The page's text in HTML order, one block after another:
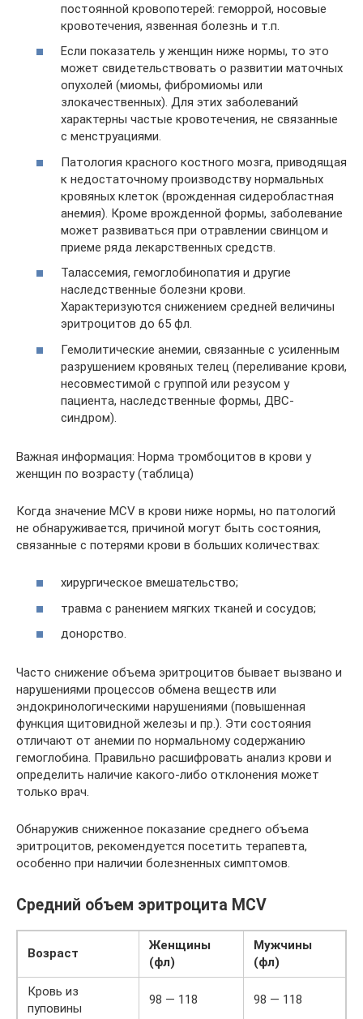
постоянной кровопотерей: геморрой, носовые
кровотечения, язвенная болезнь и т.п.
Если показатель у женщин ниже нормы, то это
может свидетельствовать о развитии маточных
опухолей (миомы, фибромиомы или
злокачественных). Для этих заболеваний
характерны частые кровотечения, не связанные
с менструациями.
Патология красного костного мозга, приводящая
к недостаточному производству нормальных
кровяных клеток (врожденная сидеробластная
анемия). Кроме врожденной формы, заболевание
может развиваться при отравлении свинцом и
приеме ряда лекарственных средств.
Талассемия, гемоглобинопатия и другие
наследственные болезни крови.
Характеризуются снижением средней величины
эритроцитов до 65 фл.
Гемолитические анемии, связанные с усиленным
разрушением кровяных телец (переливание крови,
несовместимой с группой или резусом у
пациента, наследственные формы, ДВС-
синдром).
Важная информация: Норма тромбоцитов в крови у
женщин по возрасту (таблица)
Когда значение MCV в крови ниже нормы, но патологий
не обнаруживается, причиной могут быть состояния,
связанные с потерями крови в больших количествах:
хирургическое вмешательство;
травма с ранением мягких тканей и сосудов;
донорство.
Часто снижение объема эритроцитов бывает вызвано и
нарушениями процессов обмена веществ или
эндокринологическими нарушениями (повышенная
функция щитовидной железы и пр.). Эти состояния
отличают от анемии по нормальному содержанию
гемоглобина. Правильно расшифровать анализ крови и
определить наличие какого-либо отклонения может
только врач.
Обнаружив сниженное показание среднего объема
эритроцитов, рекомендуется посетить терапевта,
особенно при наличии болезненных симптомов.
Средний объем эритроцита MCV
Возраст
Женщины
(фл)
Мужчины
(фл)
Кровь из
пуповины
98 — 118 98 — 118